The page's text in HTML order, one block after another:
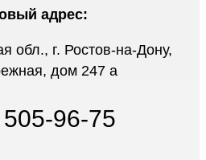
адрес:
обл., г. Ростов-на-Дону,
дом 247 а
96-75